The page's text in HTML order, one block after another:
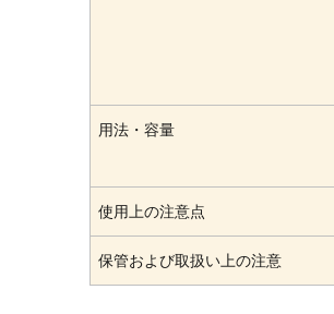
用法・容量
使用上の注意点
保管および取扱い上の注意